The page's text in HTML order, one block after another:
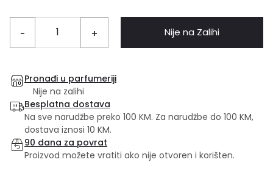
- + Nije na Zalihi
Pronađi u parfumeriji
Nije na zalihi
Besplatna dostava
Na sve narudžbe preko 100 KM. Za narudžbe do 100 KM,
dostava iznosi 10 KM.
90 dana za povrat
Proizvod možete vratiti ako nije otvoren i korišten.